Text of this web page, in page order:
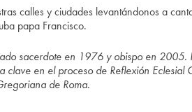
calles y ciudades levantándonos a
papa Francisco.
sacerdote en 1976 y obispo en 2005.
en el proceso de Reflexión Eclesial
de Roma.